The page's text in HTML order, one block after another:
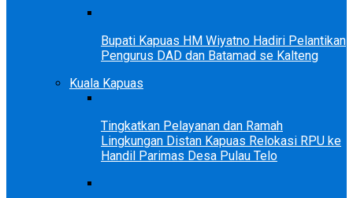
Bupati Kapuas HM Wiyatno Hadiri Pelantikan
Pengurus DAD dan Batamad se Kalteng
Kuala Kapuas
Tingkatkan Pelayanan dan Ramah
Lingkungan Distan Kapuas Relokasi RPU ke
Handil Parimas Desa Pulau Telo